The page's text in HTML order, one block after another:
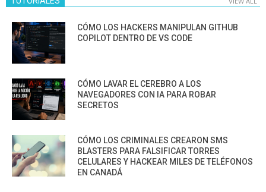
CÓMO LOS HACKERS MANIPULAN GITHUB
COPILOT DENTRO DE VS CODE
CÓMO LAVAR EL CEREBRO A LOS
NAVEGADORES CON IA PARA ROBAR
SECRETOS
CÓMO LOS CRIMINALES CREARON SMS
BLASTERS PARA FALSIFICAR TORRES
CELULARES Y HACKEAR MILES DE TELÉFONOS
EN CANADÁ